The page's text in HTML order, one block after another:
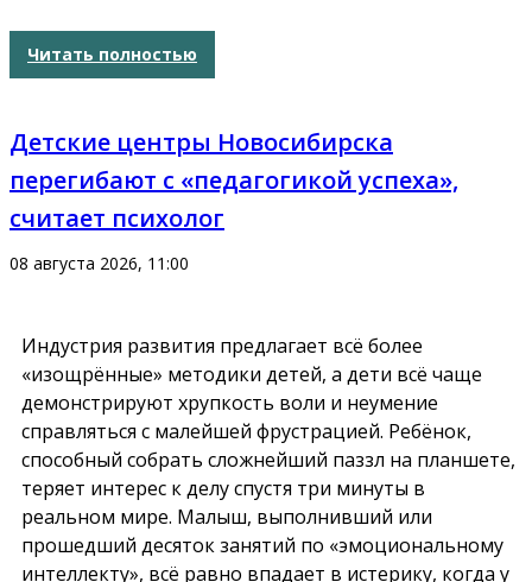
Читать полностью
Детские центры Новосибирска
перегибают с «педагогикой успеха»,
считает психолог
08 августа 2026, 11:00
Индустрия развития предлагает всё более
«изощрённые» методики детей, а дети всё чаще
демонстрируют хрупкость воли и неумение
справляться с малейшей фрустрацией. Ребёнок,
способный собрать сложнейший паззл на планшете,
теряет интерес к делу спустя три минуты в
реальном мире. Малыш, выполнивший или
прошедший десяток занятий по «эмоциональному
интеллекту», всё равно впадает в истерику, когда у